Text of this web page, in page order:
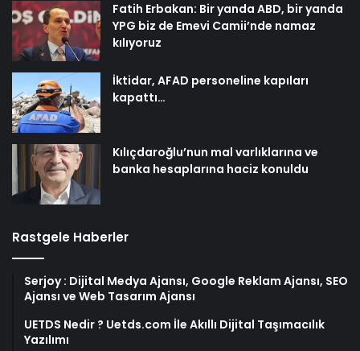
Fatih Erbakan: Bir yanda ABD, bir yanda
YPG biz de Emevi Camii’nde namaz
kılıyoruz
İktidar, AFAD personeline kapıları
kapattı…
Kılıçdaroğlu’nun mal varlıklarına ve
banka hesaplarına haciz konuldu
Rastgele Haberler
Serjoy : Dijital Medya Ajansı, Google Reklam Ajansı, SEO
Ajansı ve Web Tasarım Ajansı
UETDS Nedir ? Uetds.com İle Akıllı Dijital Taşımacılık
Yazılımı